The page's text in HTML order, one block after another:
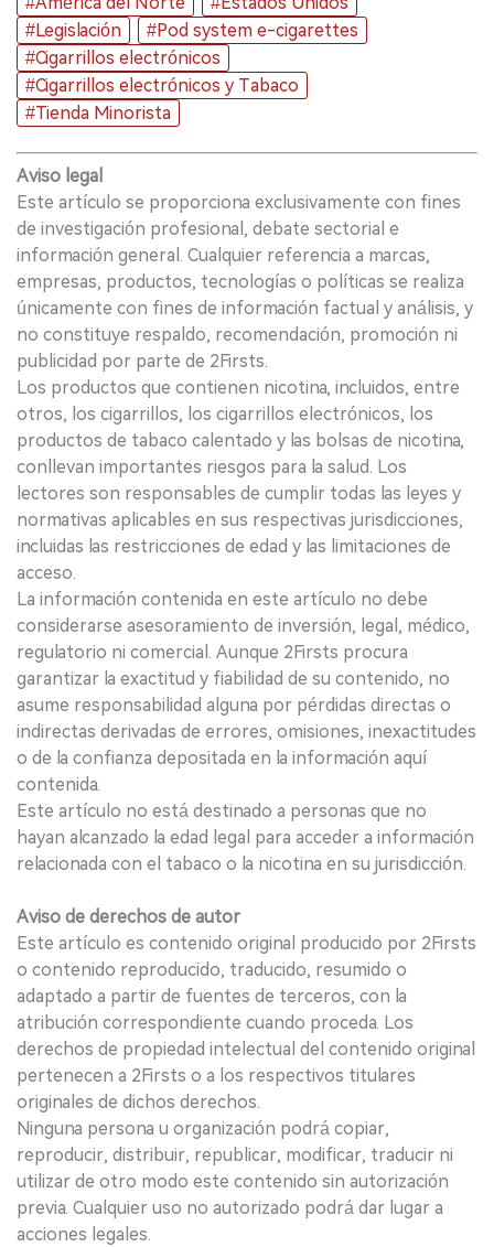
#Legislación
#Pod system e-cigarettes
#Cigarrillos electrónicos
#Cigarrillos electrónicos y Tabaco
#Tienda Minorista
Aviso legal
Este artículo se proporciona exclusivamente con fines
de investigación profesional, debate sectorial e
información general. Cualquier referencia a marcas,
empresas, productos, tecnologías o políticas se realiza
únicamente con fines de información factual y análisis, y
no constituye respaldo, recomendación, promoción ni
publicidad por parte de 2Firsts.
Los productos que contienen nicotina, incluidos, entre
otros, los cigarrillos, los cigarrillos electrónicos, los
productos de tabaco calentado y las bolsas de nicotina,
conllevan importantes riesgos para la salud. Los
lectores son responsables de cumplir todas las leyes y
normativas aplicables en sus respectivas jurisdicciones,
incluidas las restricciones de edad y las limitaciones de
acceso.
La información contenida en este artículo no debe
considerarse asesoramiento de inversión, legal, médico,
regulatorio ni comercial. Aunque 2Firsts procura
garantizar la exactitud y fiabilidad de su contenido, no
asume responsabilidad alguna por pérdidas directas o
indirectas derivadas de errores, omisiones, inexactitudes
o de la confianza depositada en la información aquí
contenida.
Este artículo no está destinado a personas que no
hayan alcanzado la edad legal para acceder a información
relacionada con el tabaco o la nicotina en su jurisdicción.
Aviso de derechos de autor
Este artículo es contenido original producido por 2Firsts
o contenido reproducido, traducido, resumido o
adaptado a partir de fuentes de terceros, con la
atribución correspondiente cuando proceda. Los
derechos de propiedad intelectual del contenido original
pertenecen a 2Firsts o a los respectivos titulares
originales de dichos derechos.
Ninguna persona u organización podrá copiar,
reproducir, distribuir, republicar, modificar, traducir ni
utilizar de otro modo este contenido sin autorización
previa. Cualquier uso no autorizado podrá dar lugar a
acciones legales.